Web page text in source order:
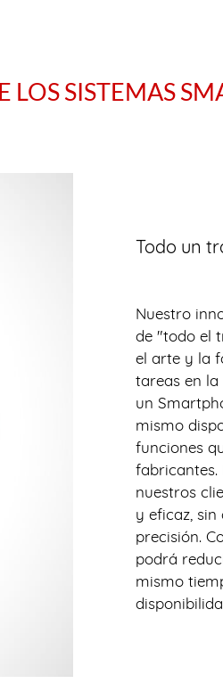
LOS SISTEMAS
Todo un
Nuestro
de "todo el
el arte y la
tareas en
un
mismo
funciones
nuestros
y eficaz,
precisión.
podrá
mismo